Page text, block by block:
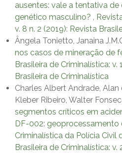
ausentes: vale a tentativa
genético masculino? ,
v. 8 n. 2 (2019): Revista
Ângela Tonietto, Janaina
nos casos de mineração de
Brasileira de Criminalística: v.
Brasileira de Criminalística
Charles Albert Andrade,
Kleber Ribeiro, Walter
segmentos críticos em
DF-002:
Criminalística da Polícia Civil
Brasileira de Criminalística: v.